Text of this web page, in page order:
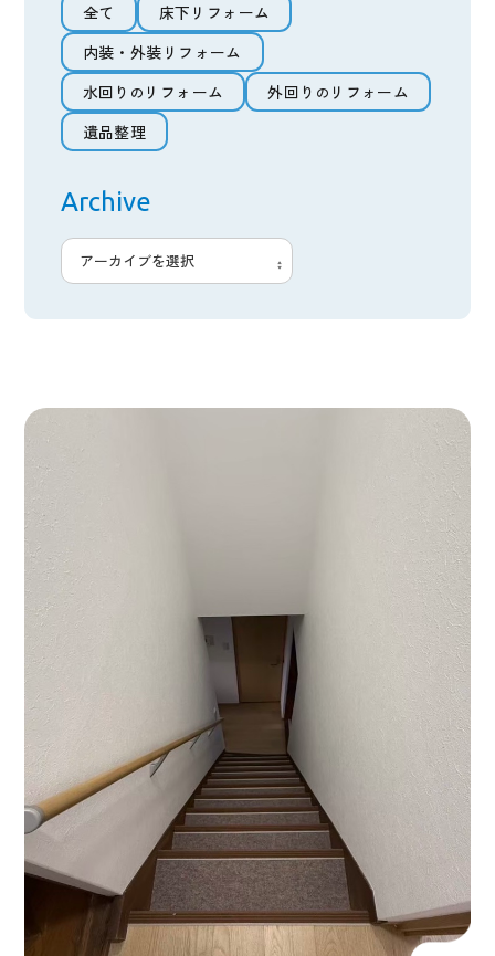
外回り (外構エクステリア)のリフォーム
遺品整理
私たちについて
JOY HEARTの6つの強み
施工可能エリア
お知らせ
会社概要
よくある質問
採用情報
ビフォーアフターや
お役立ち情報を発信中！
Official SNS
全て
全て
床下リフォーム
床下リフォーム
内装・外装リフォーム
内装・外装リフォーム
水回り の リフォーム
水回りのリフォーム
外回り の リフォーム
外回りのリフォーム
遺品整理
遺品整理
Archive